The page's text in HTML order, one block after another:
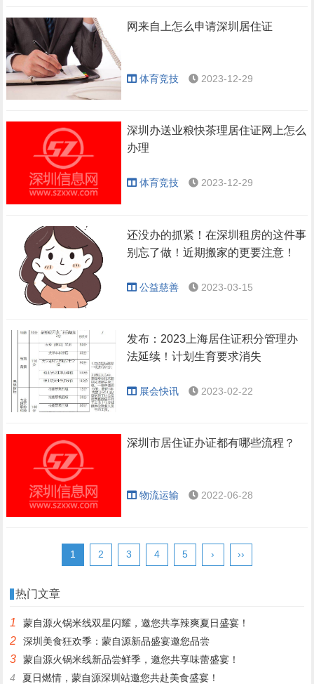
网来自上怎么申请深圳居住证
体育竞技 2023-12-29
深圳办送业粮快茶理居住证网上怎么
办理
体育竞技 2023-12-29
还没办的抓紧！在深圳租房的这件事
别忘了做！近期搬家的更要注意！
公益慈善 2023-03-15
发布：2023上海居住证积分管理办
法延续！计划生育要求消失
展会快讯 2023-02-22
深圳市居住证办证都有哪些流程？
物流运输 2022-06-28
1 2 3 4 5 › ››
热门文章
1 蒙自源火锅米线双星闪耀，邀您共享辣爽夏日盛宴！
2 深圳美食狂欢季：蒙自源新品盛宴邀您品尝
3
蒙自源火锅米线新品尝鲜季，邀您共享味蕾盛宴！
4
夏日燃情，蒙自源深圳站邀您共赴美食盛宴！